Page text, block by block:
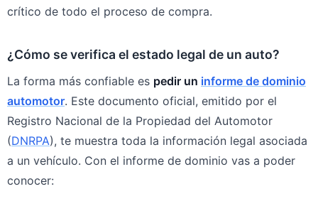
crítico de todo el proceso de compra.
¿Cómo se verifica el estado legal de un auto?
La forma más confiable es pedir un informe de dominio
automotor. Este documento oficial, emitido por el
Registro Nacional de la Propiedad del Automotor
(DNRPA), te muestra toda la información legal asociada
a un vehículo. Con el informe de dominio vas a poder
conocer: